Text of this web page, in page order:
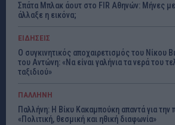
Σπάτα Μπλακ άουτ στο FIR Αθηνών: Μήνες
άλλαξε η εικόνα;
ΕΙΔΗΣΕΙΣ
Ο συγκινητικός αποχαιρετισμός του Νίκου
του Αντώνη: «Να είναι γαλήνια τα νερά του
ταξιδιού»
ΠΑΛΛΗΝΗ
Παλλήνη: Η Βίκυ Κακαμπούκη απαντά για την
«Πολιτική, θεσμική και ηθική διαφωνία»